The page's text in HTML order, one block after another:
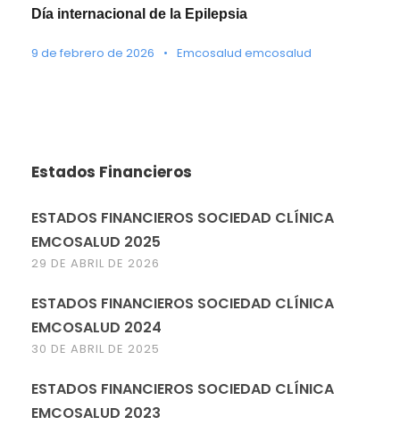
Día internacional de la Epilepsia
9 de febrero de 2026 • Emcosalud emcosalud
Estados Financieros
ESTADOS FINANCIEROS SOCIEDAD CLÍNICA
EMCOSALUD 2025
29 DE ABRIL DE 2026
ESTADOS FINANCIEROS SOCIEDAD CLÍNICA
EMCOSALUD 2024
30 DE ABRIL DE 2025
ESTADOS FINANCIEROS SOCIEDAD CLÍNICA
EMCOSALUD 2023